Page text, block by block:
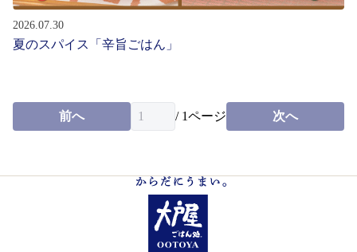
パート・アルバイト募集 新卒・中途社員募集
2026.07.30
夏のスパイス「辛旨ごはん」
前へ / 1ページ 次へ